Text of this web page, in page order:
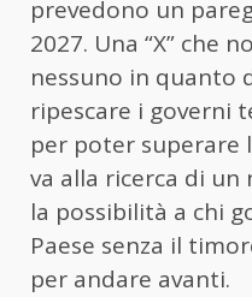
prevedono un
2027. Una “X” che
nessuno in quanto
ripescare i governi
per poter superare
va alla ricerca di un
la possibilità a chi
Paese senza il
per andare avanti.